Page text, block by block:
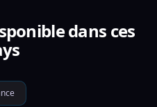
dans ces